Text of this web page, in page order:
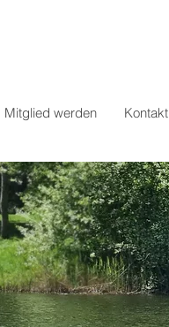
Mitglied werden Kontakt